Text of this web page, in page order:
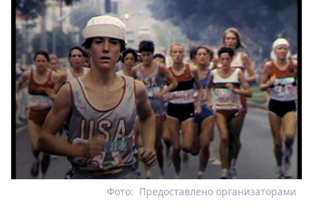
Предоставлено организаторами
Фото: